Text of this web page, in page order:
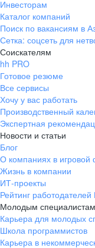
Инвесторам
Каталог компаний
Поиск по вакансиям в
Сетка: соцсеть для
Соискателям
hh PRO
Готовое резюме
Все сервисы
Хочу у вас работать
Производственный
Экспертная
Новости и статьи
Блог
О компаниях в
Жизнь в компании
ИТ-проекты
Рейтинг работодателей
Молодым специалистам
Карьера для молодых
Школа программистов
Карьера в